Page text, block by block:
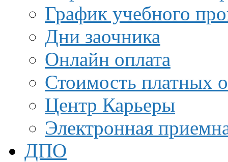
График учебного
Дни заочника
Онлайн оплата
Стоимость платных
Центр Карьеры
Электронная
ДПО